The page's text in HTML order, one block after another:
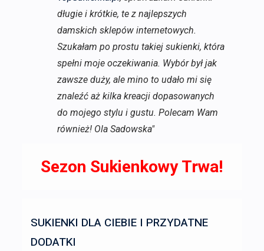
długie i krótkie, te z najlepszych
damskich sklepów internetowych.
Szukałam po prostu takiej sukienki, która
spełni moje oczekiwania. Wybór był jak
zawsze duży, ale mino to udało mi się
znaleźć aż kilka kreacji dopasowanych
do mojego stylu i gustu. Polecam Wam
również! Ola Sadowska"
Sezon Sukienkowy Trwa!
SUKIENKI DLA CIEBIE I PRZYDATNE
DODATKI